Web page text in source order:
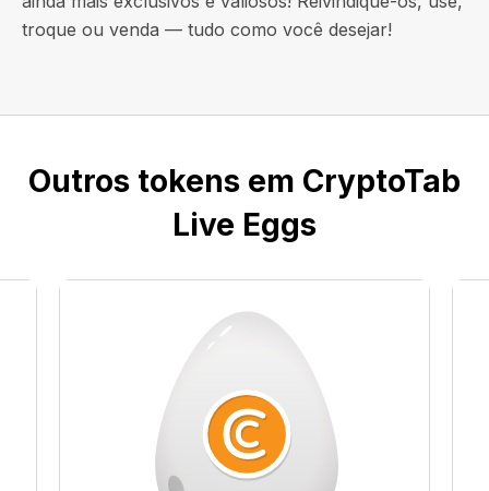
troque ou venda — tudo como você desejar!
Outros tokens em CryptoTab
Live Eggs